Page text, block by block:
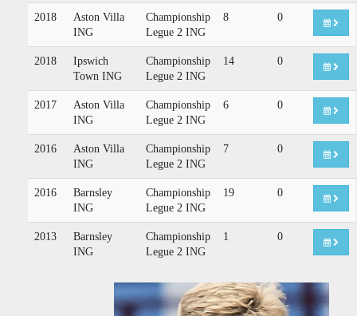
2018
Aston Villa
ING
Championship
Legue 2 ING
8 0
2018
Ipswich
Town ING
Championship
Legue 2 ING
14 0
2017
Aston Villa
ING
Championship
Legue 2 ING
6 0
2016
Aston Villa
ING
Championship
Legue 2 ING
7 0
2016
Barnsley
ING
Championship
Legue 2 ING
19 0
2013
Barnsley
ING
Championship
Legue 2 ING
1 0